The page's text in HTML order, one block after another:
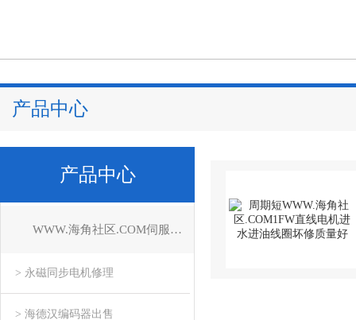
产品中心
产品中心
WWW.海角社区.COM伺服电机维修
> 永磁同步电机修理
> 海德汉编码器出售